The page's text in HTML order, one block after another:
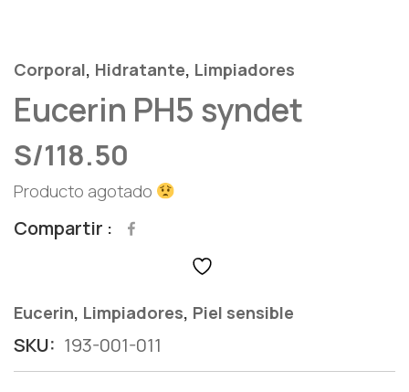
Corporal, Hidratante, Limpiadores
Eucerin PH5 syndet
S/118.50
Producto agotado
Compartir
Eucerin, Limpiadores, Piel sensible
SKU: 193-001-011